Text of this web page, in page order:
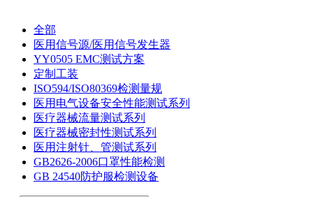
全部
医用信号源/医用信号发生器
YY0505 EMC测试方案
定制工装
ISO594/ISO80369检测量规
医用电气设备安全性能测试系列
医疗器械流量测试系列
医疗器械密封性测试系列
医用注射针、管测试系列
GB2626-2006口罩性能检测
GB 24540防护服检测设备